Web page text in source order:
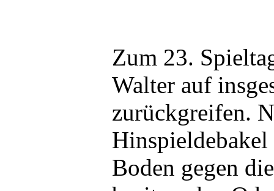
Zum 23.
Walter auf
zurückgreifen.
Boden gegen